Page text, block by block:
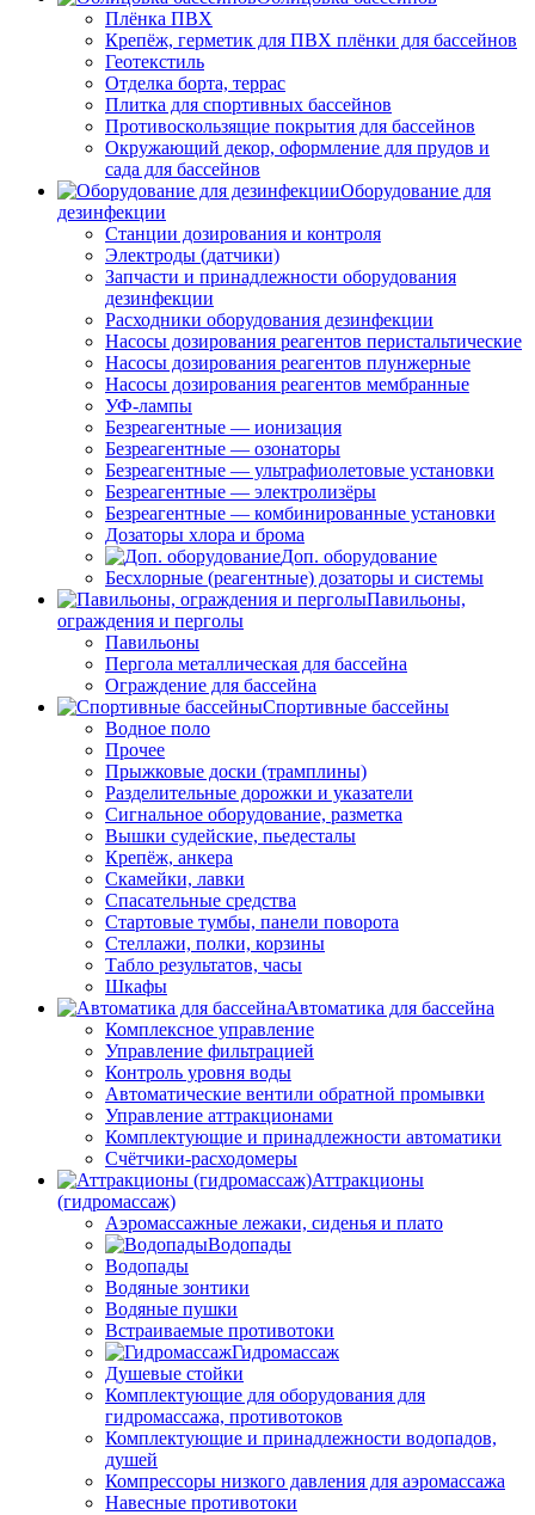
Плёнка ПВХ
Крепёж, герметик для ПВХ плёнки для бассейнов
Геотекстиль
Отделка борта, террас
Плитка для спортивных бассейнов
Противоскользящие покрытия для бассейнов
Окружающий декор, оформление для прудов и
сада для бассейнов
Оборудование для
дезинфекции
Станции дозирования и контроля
Электроды (датчики)
Запчасти и принадлежности оборудования
дезинфекции
Расходники оборудования дезинфекции
Насосы дозирования реагентов перистальтические
Насосы дозирования реагентов плунжерные
Насосы дозирования реагентов мембранные
УФ-лампы
Безреагентные — ионизация
Безреагентные — озонаторы
Безреагентные — ультрафиолетовые установки
Безреагентные — электролизёры
Безреагентные — комбинированные установки
Дозаторы хлора и брома
Доп. оборудование
Бесхлорные (реагентные) дозаторы и системы
Павильоны,
ограждения и перголы
Павильоны
Пергола металлическая для бассейна
Ограждение для бассейна
Спортивные бассейны
Водное поло
Прочее
Прыжковые доски (трамплины)
Разделительные дорожки и указатели
Cигнальное оборудование, разметка
Вышки судейские, пьедесталы
Крепёж, анкера
Скамейки, лавки
Спасательные средства
Стартовые тумбы, панели поворота
Стеллажи, полки, корзины
Табло результатов, часы
Шкафы
Автоматика для бассейна
Комплексное управление
Управление фильтрацией
Контроль уровня воды
Автоматические вентили обратной промывки
Управление аттракционами
Комплектующие и принадлежности автоматики
Счётчики-расходомеры
Аттракционы
(гидромассаж)
Аэромассажные лежаки, сиденья и плато
Водопады
Водопады
Водяные зонтики
Водяные пушки
Встраиваемые противотоки
Гидромассаж
Душевые стойки
Комплектующие для оборудования для
гидромассажа, противотоков
Комплектующие и принадлежности водопадов,
душей
Компрессоры низкого давления для аэромассажа
Навесные противотоки